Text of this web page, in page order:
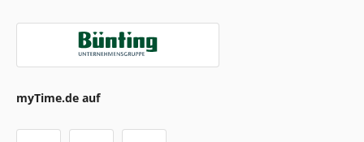
myTime.de auf